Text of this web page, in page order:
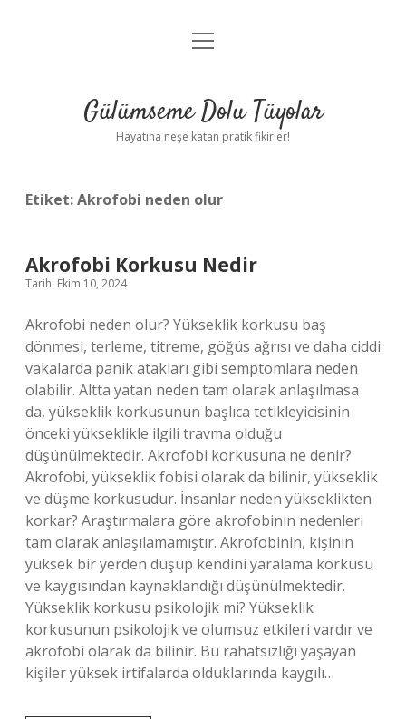
Anasayfa
Yasal Uyarı
menüyü
Gülümseme Dolu Tüyolar
Hayatına neşe katan pratik fikirler!
Etiket:Akrofobi neden olur
Akrofobi Korkusu Nedir
Tarih: Ekim 10, 2024
Akrofobi neden olur? Yükseklik korkusu baş
dönmesi, terleme, titreme, göğüs ağrısı ve daha ciddi
vakalarda panik atakları gibi semptomlara neden
olabilir. Altta yatan neden tam olarak anlaşılmasa
da, yükseklik korkusunun başlıca tetikleyicisinin
önceki yükseklikle ilgili travma olduğu
düşünülmektedir. Akrofobi korkusuna ne denir?
Akrofobi, yükseklik fobisi olarak da bilinir, yükseklik
ve düşme korkusudur. İnsanlar neden yükseklikten
korkar? Araştırmalara göre akrofobinin nedenleri
tam olarak anlaşılamamıştır. Akrofobinin, kişinin
yüksek bir yerden düşüp kendini yaralama korkusu
ve kaygısından kaynaklandığı düşünülmektedir.
Yükseklik korkusu psikolojik mi? Yükseklik
korkusunun psikolojik ve olumsuz etkileri vardır ve
akrofobi olarak da bilinir. Bu rahatsızlığı yaşayan
kişiler yüksek irtifalarda olduklarında kaygılı…